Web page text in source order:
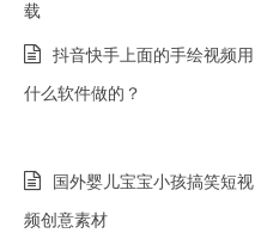
载
抖音快手上面的手绘视频用
什么软件做的？
国外婴儿宝宝小孩搞笑短视
频创意素材